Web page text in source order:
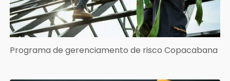
Programa de gerenciamento de risco Copacabana